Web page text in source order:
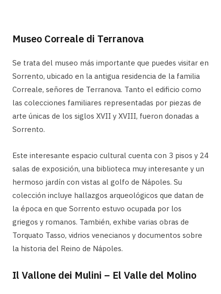
Museo Correale di Terranova
Se trata del museo más importante que puedes visitar en
Sorrento, ubicado en la antigua residencia de la familia
Correale, señores de Terranova. Tanto el edificio como
las colecciones familiares representadas por piezas de
arte únicas de los siglos XVII y XVIII, fueron donadas a
Sorrento.
Este interesante espacio cultural cuenta con 3 pisos y 24
salas de exposición, una biblioteca muy interesante y un
hermoso jardín con vistas al golfo de Nápoles. Su
colección incluye hallazgos arqueológicos que datan de
la época en que Sorrento estuvo ocupada por los
griegos y romanos. También, exhibe varias obras de
Torquato Tasso, vidrios venecianos y documentos sobre
la historia del Reino de Nápoles.
Il Vallone dei Mulini – El Valle del Molino